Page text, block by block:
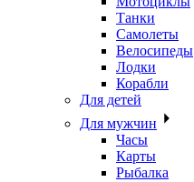
Танки
Самолеты
Велосипеды
Лодки
Корабли
Для детей
Для мужчин
Часы
Карты
Рыбалка